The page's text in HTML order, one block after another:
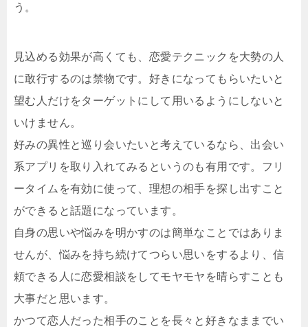
う。
見込める効果が高くても、恋愛テクニックを大勢の人
に敢行するのは禁物です。好きになってもらいたいと
望む人だけをターゲットにして用いるようにしないと
いけません。
好みの異性と巡り会いたいと考えているなら、出会い
系アプリを取り入れてみるというのも有用です。フリ
ータイムを有効に使って、理想の相手を探し出すこと
ができると話題になっています。
自身の思いや悩みを明かすのは簡単なことではありま
せんが、悩みを持ち続けてつらい思いをするより、信
頼できる人に恋愛相談をしてモヤモヤを晴らすことも
大事だと思います。
かつて恋人だった相手のことを長々と好きなままでい